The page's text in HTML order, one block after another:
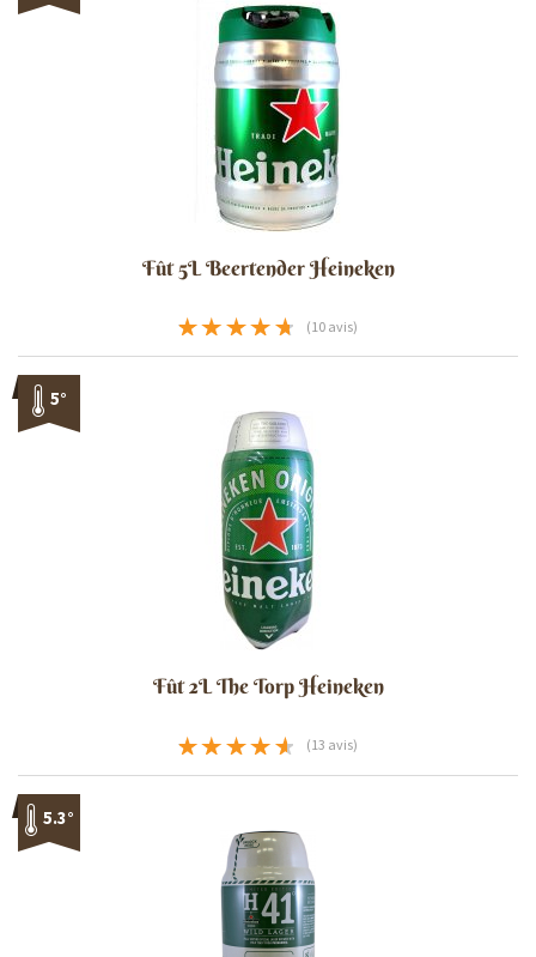
Fût 5L Beertender Heineken
(10 avis)
5°
Fût 2L The Torp Heineken
(13 avis)
5.3°